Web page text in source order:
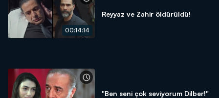
00:14:14
Reyyaz ve Zahir öldürüldü!
"Ben seni çok seviyorum Dilber!"